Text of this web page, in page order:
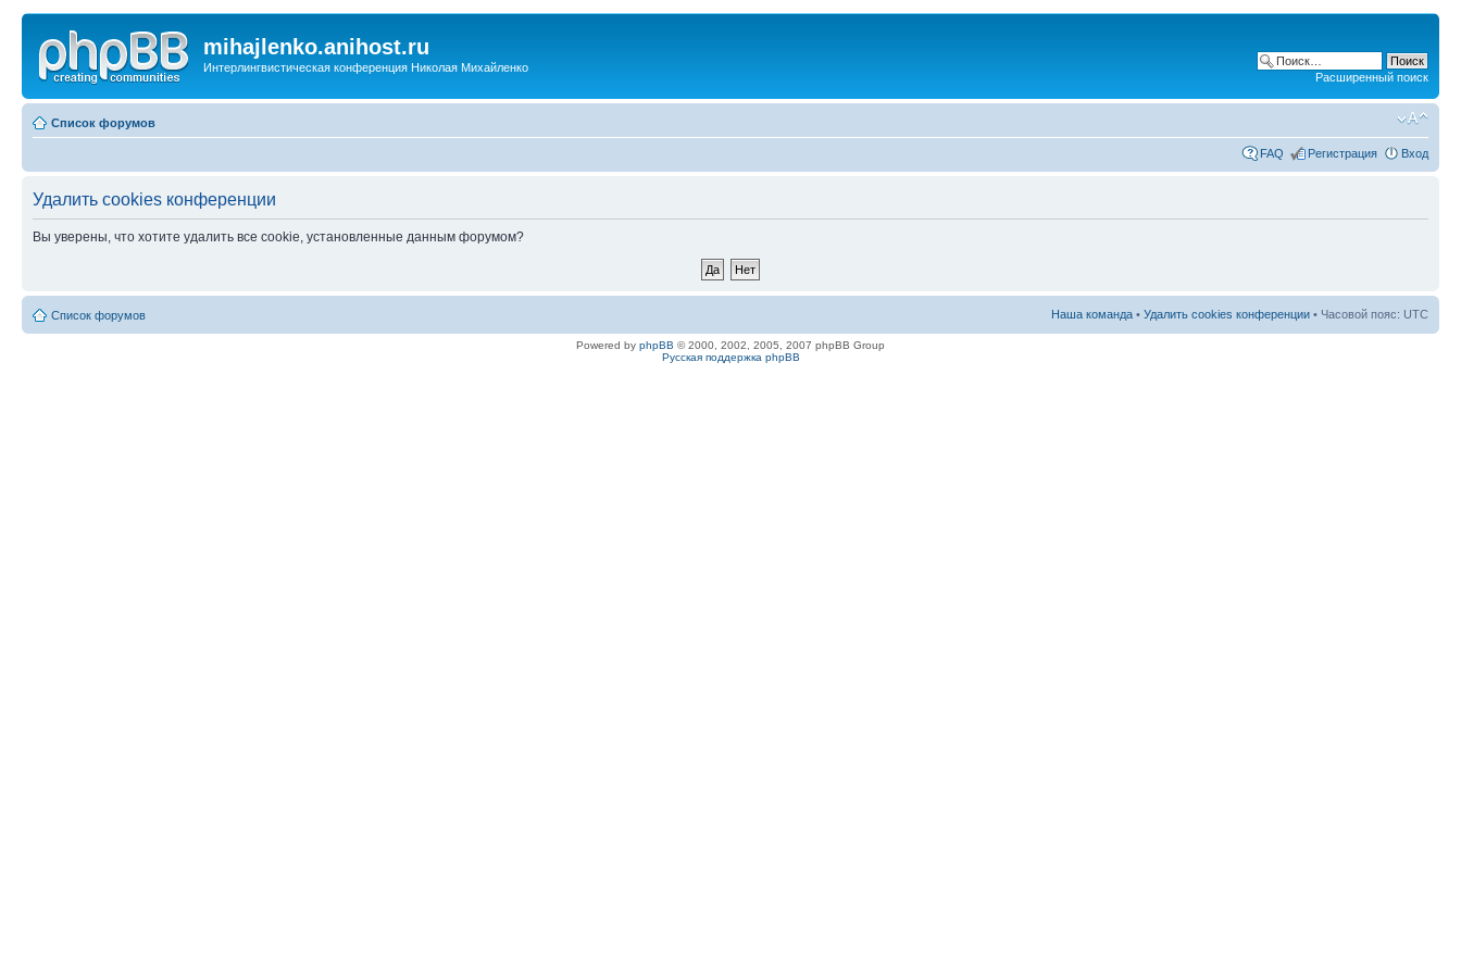
mihajlenko.anihost.ru
Интерлингвистическая конференция Николая Михайленко
Расширенный поиск
Список форумов
FAQ Регистрация Вход
Удалить cookies конференции
Вы уверены, что хотите удалить все cookie, установленные данным форумом?
Список форумов Наша команда • Удалить cookies конференции • Часовой пояс: UTC
Powered by phpBB © 2000, 2002, 2005, 2007 phpBB Group
Русская поддержка phpBB